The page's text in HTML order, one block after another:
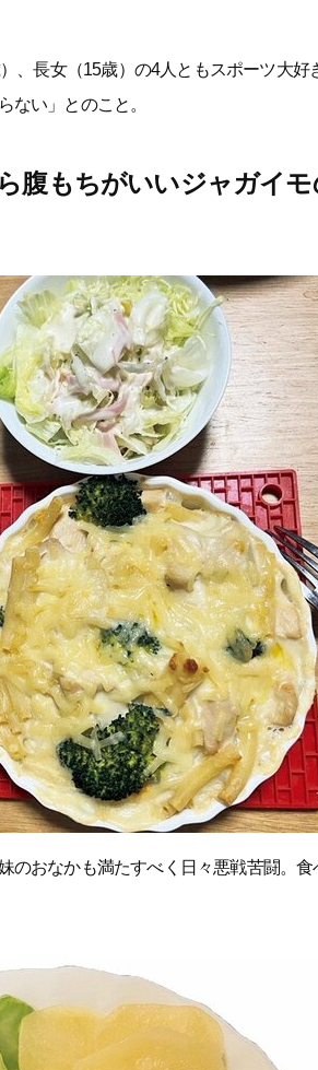
、長女（15歳）の4人ともスポーツ大好
ない」とのこと。
腹もちがいいジャガイ
のおなかも満たすべく日々悪戦苦闘。